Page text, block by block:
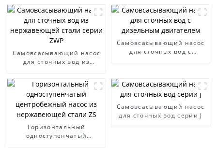
Самовсасывающий насос
для сточных вод из
Самовсасывающий насос
для сточных вод с
Горизонтальный
одноступенчатый
Самовсасывающий насос
для сточных вод серии J